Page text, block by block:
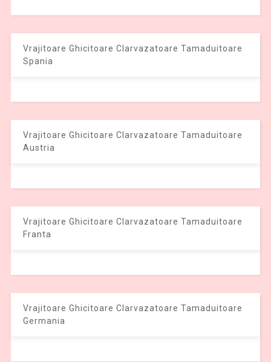
Vrajitoare Ghicitoare Clarvazatoare Tamaduitoare
Spania
Vrajitoare Ghicitoare Clarvazatoare Tamaduitoare
Austria
Vrajitoare Ghicitoare Clarvazatoare Tamaduitoare
Franta
Vrajitoare Ghicitoare Clarvazatoare Tamaduitoare
Germania